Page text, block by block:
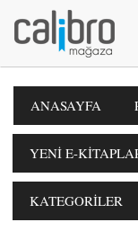
ANASAYFA
YENİ E-
KATEGORİLER